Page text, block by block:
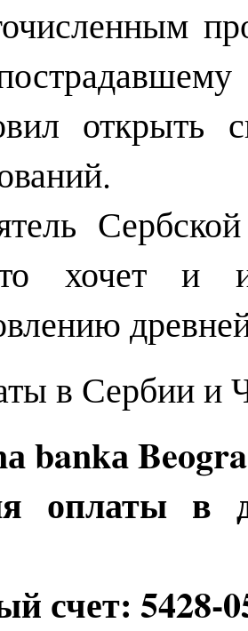
открыть
хочет и
в Сербии и
bankа
оплаты в
счет: 5428-